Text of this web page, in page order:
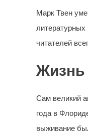
Марк Твен
читателей
Жизнь
Сам великий
года в
выживание